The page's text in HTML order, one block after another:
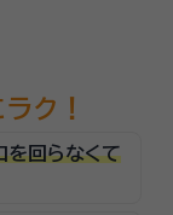
ク！
を回らなくて